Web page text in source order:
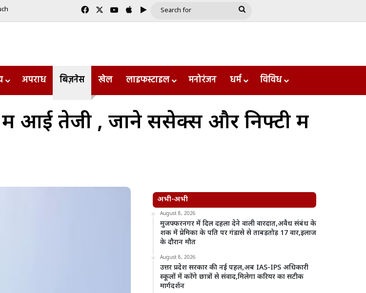
FacebookYouTube
AppleGoogle Play
Search
अपराध बिज़नेस खेल लाइफस्टाइल मनोरंजन धर्म विविध
में आई तेजी , जाने सेंसेक्स और निफ्टी में
अभी-अभी
August 8, 2026
मुजफ्फरनगर में दिल दहला देने वाली वारदात,अवैध संबंध के
शक में प्रेमिका के पति पर गंडासे से ताबड़तोड़ 17 वार,इलाज
के दौरान मौत
August 8, 2026
उत्तर प्रदेश सरकार की नई पहल,अब IAS-IPS अधिकारी
स्कूलों में करेंगे छात्रों से संवाद,मिलेगा करियर का सटीक
मार्गदर्शन